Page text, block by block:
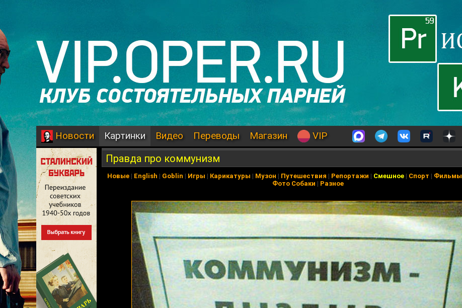
Новости Картинки Видео Переводы Магазин VIP
Правда про коммунизм
Новые| English | Goblin | Игры | Карикатуры | Музон | Путешествия | Репортажи | Смешное| Спорт | Фильмы
Фото Собаки | Разное